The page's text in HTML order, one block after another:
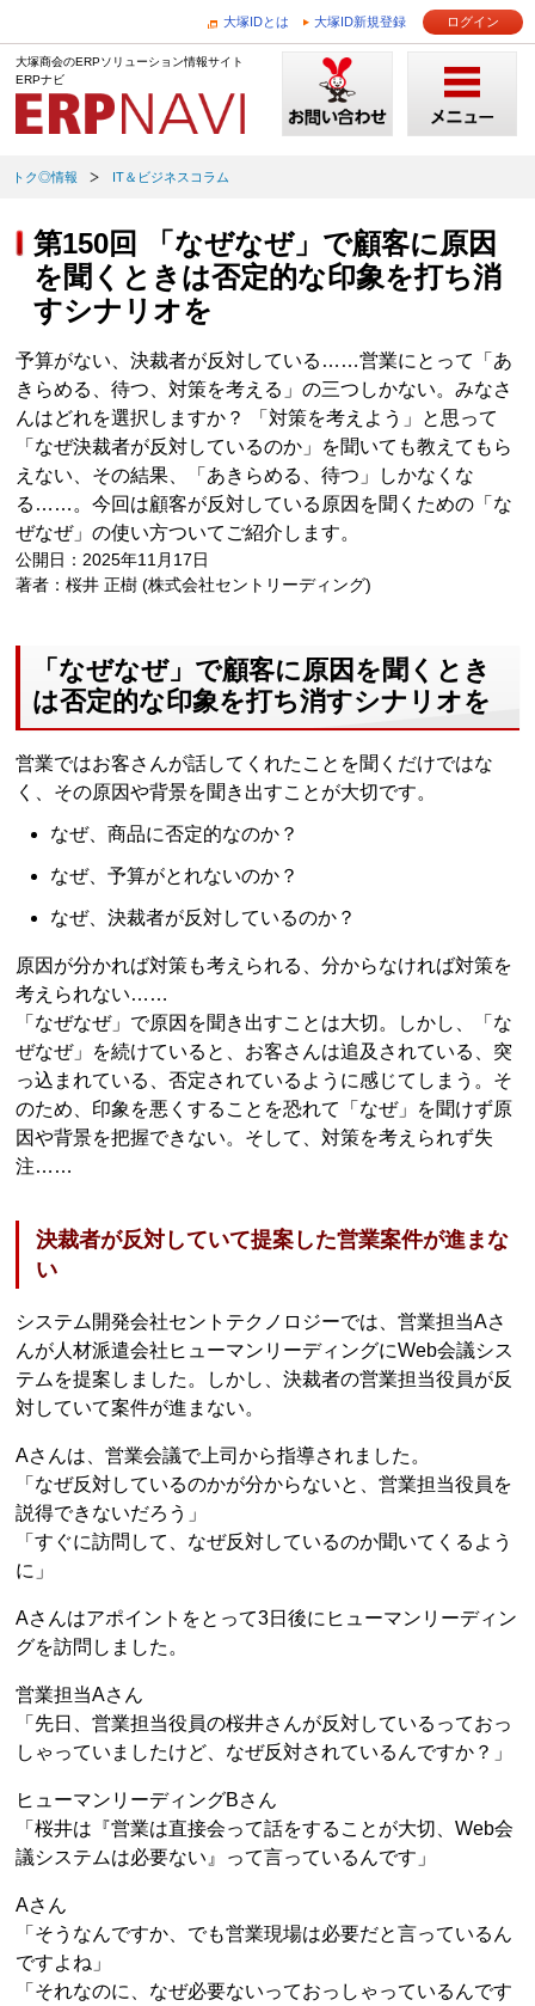
大塚IDとは 大塚ID新規登録 ログイン
大塚商会のERPソリューション情報サイト
ERPナビ
トク◎情報 IT＆ビジネスコラム
第150回 「なぜなぜ」で顧客に原因
を聞くときは否定的な印象を打ち消
すシナリオを
予算がない、決裁者が反対している……営業にとって「あ
きらめる、待つ、対策を考える」の三つしかない。みなさ
んはどれを選択しますか？ 「対策を考えよう」と思って
「なぜ決裁者が反対しているのか」を聞いても教えてもら
えない、その結果、「あきらめる、待つ」しかなくな
る……。今回は顧客が反対している原因を聞くための「な
ぜなぜ」の使い方ついてご紹介します。
公開日：2025年11月17日
著者：桜井 正樹 (株式会社セントリーディング)
「なぜなぜ」で顧客に原因を聞くとき
は否定的な印象を打ち消すシナリオを
営業ではお客さんが話してくれたことを聞くだけではな
く、その原因や背景を聞き出すことが大切です。
なぜ、商品に否定的なのか？
なぜ、予算がとれないのか？
なぜ、決裁者が反対しているのか？
原因が分かれば対策も考えられる、分からなければ対策を
考えられない……
「なぜなぜ」で原因を聞き出すことは大切。しかし、「な
ぜなぜ」を続けていると、お客さんは追及されている、突
っ込まれている、否定されているように感じてしまう。そ
のため、印象を悪くすることを恐れて「なぜ」を聞けず原
因や背景を把握できない。そして、対策を考えられず失
注……
決裁者が反対していて提案した営業案件が進まな
い
システム開発会社セントテクノロジーでは、営業担当Aさ
んが人材派遣会社ヒューマンリーディングにWeb会議シス
テムを提案しました。しかし、決裁者の営業担当役員が反
対していて案件が進まない。
Aさんは、営業会議で上司から指導されました。
「なぜ反対しているのかが分からないと、営業担当役員を
説得できないだろう」
「すぐに訪問して、なぜ反対しているのか聞いてくるよう
に」
Aさんはアポイントをとって3日後にヒューマンリーディン
グを訪問しました。
営業担当Aさん
「先日、営業担当役員の桜井さんが反対しているっておっ
しゃっていましたけど、なぜ反対されているんですか？」
ヒューマンリーディングBさん
「桜井は『営業は直接会って話をすることが大切、Web会
議システムは必要ない』って言っているんです」
Aさん
「そうなんですか、でも営業現場は必要だと言っているん
ですよね」
「それなのに、なぜ必要ないっておっしゃっているんです